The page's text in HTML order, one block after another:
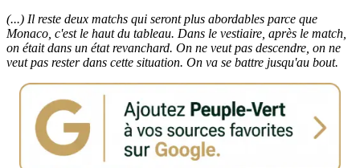
(...) Il reste deux matchs qui seront plus abordables parce que
Monaco, c'est le haut du tableau. Dans le vestiaire, après le match,
on était dans un état revanchard. On ne veut pas descendre, on ne
veut pas rester dans cette situation. On va se battre jusqu'au bout.